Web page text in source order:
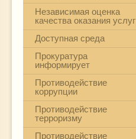
Независимая оценка
качества оказания услуг
Доступная среда
Прокуратура
информирует
Противодействие
коррупции
Противодействие
терроризму
Противодействие